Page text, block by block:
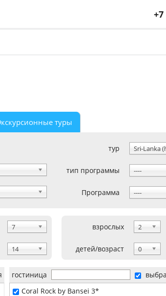
+7
туры
тур Sri-Lanka
тип программы ----
Программа ----
7
14
взрослых 2
детей/возраст 0
гостиница
Coral Rock by Bansei 3*